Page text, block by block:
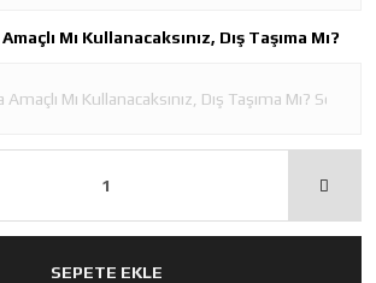
Amaçlı Mı Kullanacaksınız, Dış Taşıma Mı?
SEPETE EKLE